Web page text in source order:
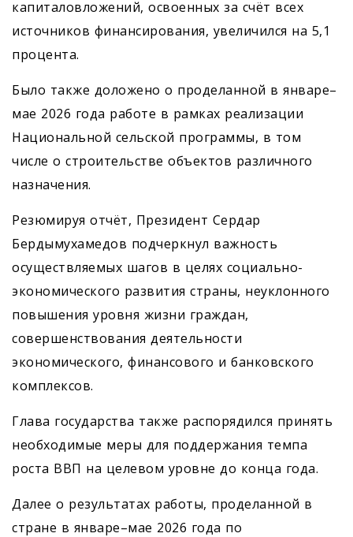
капиталовложений, освоенных за счёт всех
источников финансирования, увеличился на 5,1
процента.
Было также доложено о проделанной в январе–
мае 2026 года работе в рамках реализации
Национальной сельской программы, в том
числе о строительстве объектов различного
назначения.
Резюмируя отчёт, Президент Сердар
Бердымухамедов подчеркнул важность
осуществляемых шагов в целях социально-
экономического развития страны, неуклонного
повышения уровня жизни граждан,
совершенствования деятельности
экономического, финансового и банковского
комплексов.
Глава государства также распорядился принять
необходимые меры для поддержания темпа
роста ВВП на целевом уровне до конца года.
Далее о результатах работы, проделанной в
стране в январе–мае 2026 года по